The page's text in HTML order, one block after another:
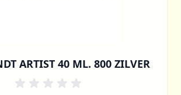
ARTIST 40 ML. 800 ZILVER